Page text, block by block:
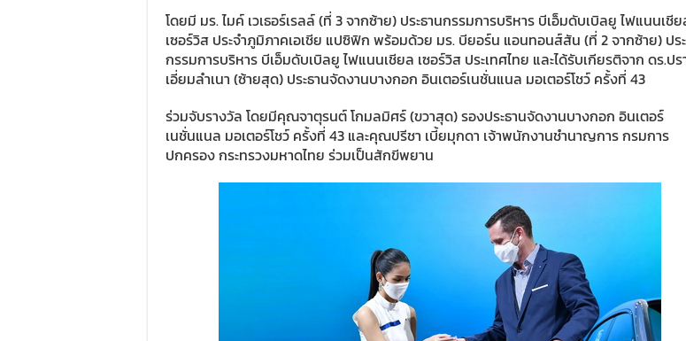
โดยมี มร. ไมค์ เวเธอร์เรลล์ (ที่ 3 จากซ้าย) ประธานกรรมการบริหาร บีเอ็มดับเบิลยู ไฟแนนเชี
เซอร์วิส ประจำภูมิภาคเอเชีย แปซิฟิก พร้อมด้วย มร. บียอร์น แอนทอนส์สัน (ที่ 2 จากซ้าย) ปร
กรรมการบริหาร บีเอ็มดับเบิลยู ไฟแนนเชียล เซอร์วิส ประเทศไทย และได้รับเกียรติจาก ดร.ปร
เอี่ยมลำเนา (ซ้ายสุด) ประธานจัดงานบางกอก อินเตอร์เนชั่นแนล มอเตอร์โชว์ ครั้งที่ 43
ร่วมจับรางวัล โดยมีคุณจาตุรนต์ โกมลมิศร์ (ขวาสุด) รองประธานจัดงานบางกอก อินเตอร์
เนชั่นแนล มอเตอร์โชว์ ครั้งที่ 43 และคุณปรีชา เบี้ยมุกดา เจ้าพนักงานชำนาญการ กรมการ
ปกครอง กระทรวงมหาดไทย ร่วมเป็นสักขีพยาน